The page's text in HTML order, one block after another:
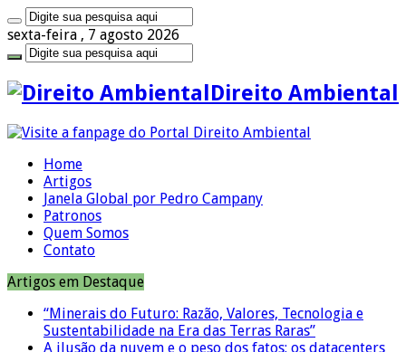
sexta-feira , 7 agosto 2026
Direito Ambiental
Home
Artigos
Janela Global por Pedro Campany
Patronos
Quem Somos
Contato
Artigos em Destaque
“Minerais do Futuro: Razão, Valores, Tecnologia e
Sustentabilidade na Era das Terras Raras”
A ilusão da nuvem e o peso dos fatos: os datacenters